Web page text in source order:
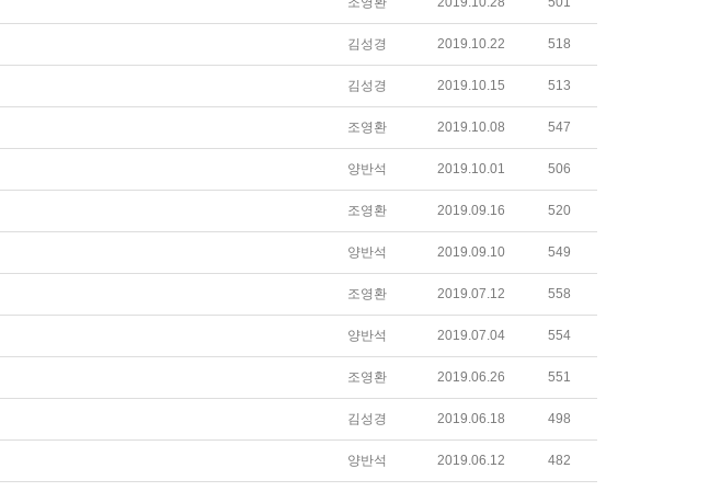
김성경 2019.10.22 518
김성경 2019.10.15 513
조영환 2019.10.08 547
양반석 2019.10.01 506
조영환 2019.09.16 520
양반석 2019.09.10 549
조영환 2019.07.12 558
양반석 2019.07.04 554
조영환 2019.06.26 551
김성경 2019.06.18 498
양반석 2019.06.12 482